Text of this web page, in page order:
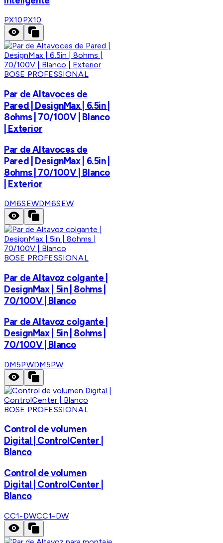
PX10PX10
BOSE PROFESSIONAL
Par de Altavoces de
Pared | DesignMax | 6.5in |
8ohms | 70/100V | Blanco
| Exterior
Par de Altavoces de
Pared | DesignMax | 6.5in |
8ohms | 70/100V | Blanco
| Exterior
DM6SEWDM6SEW
BOSE PROFESSIONAL
Par de Altavoz colgante |
DesignMax | 5in | 8ohms |
70/100V | Blanco
Par de Altavoz colgante |
DesignMax | 5in | 8ohms |
70/100V | Blanco
DM5PWDM5PW
BOSE PROFESSIONAL
Control de volumen
Digital | ControlCenter |
Blanco
Control de volumen
Digital | ControlCenter |
Blanco
CC1-DWCC1-DW